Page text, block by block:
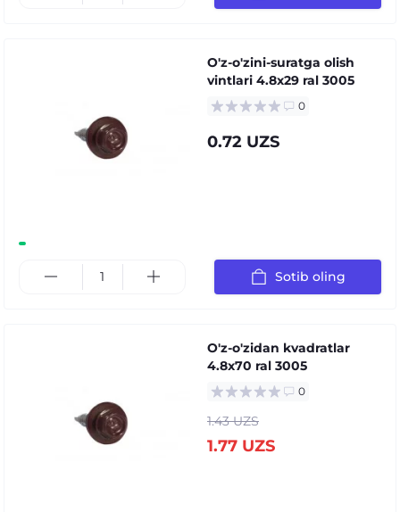
O'z-o'zini-suratga olish
vintlari 4.8x29 ral 3005
0
0.72 UZS
Sotib oling
O'z-o'zidan kvadratlar
4.8x70 ral 3005
0
1.43 UZS
1.77 UZS